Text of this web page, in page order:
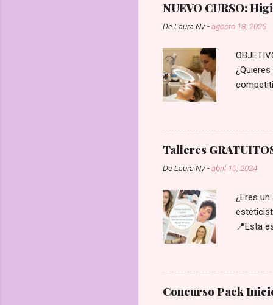
NUEVO CURSO:
DeLaura Nv -agosto 18, 2025
negocio
una
lo que
Talleres
DeLaura Nv -abril 10, 2024
¿Eres
📍Esta
Concurso Pack